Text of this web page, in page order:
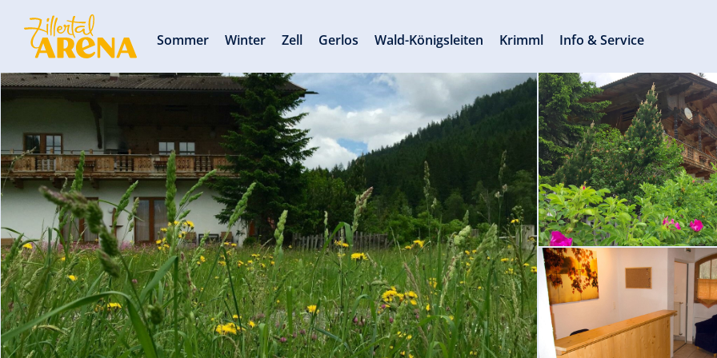
Sommer Winter Zell Gerlos Wald-Königsleiten Krimml Info & Service